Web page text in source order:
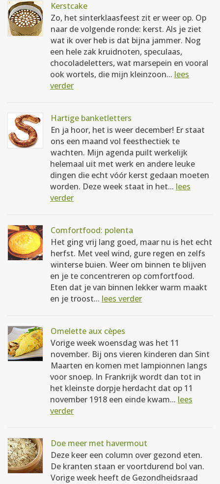
Kerstcake
Zo, het sinterklaasfeest zit er weer op. Op
naar de volgende ronde: kerst. Als je ziet
wat ik over heb is dat bijna jammer. Nog
een hele zak kruidnoten, speculaas,
chocoladeletters, wat marsepein en vooral
ook wortels, die mijn kleinzoon... lees
verder
Hartige banketletters
En ja hoor, het is weer december! Er staat
ons een maand vol feesthectiek te
wachten. Mijn agenda puilt werkelijk
helemaal uit met werk en andere leuke
dingen die echt vóór kerst gedaan moeten
worden. Deze week staat in het... lees
verder
Comfortfood: polenta
Het ging vrij lang goed, maar nu is het echt
herfst. Met veel wind, gure regen en zelfs
winterse buien. Weer om binnen te blijven
en je te concentreren op comfortfood.
Eten dat je van binnen lekker warm maakt
en je troost... lees verder
Omelette aux cèpes
Vorige week woensdag was het 11
november. Bij ons vieren kinderen dan Sint
Maarten en komen met lampionnen langs
voor snoep. In Frankrijk wordt dan tot in
het kleinste dorpje herdacht dat op 11
november 1918 een einde kwam... lees
verder
Doe meer met havermout
Deze keer een column over gezond eten.
De kranten staan er voortdurend bol van.
Vorige week heeft de Gezondheidsraad